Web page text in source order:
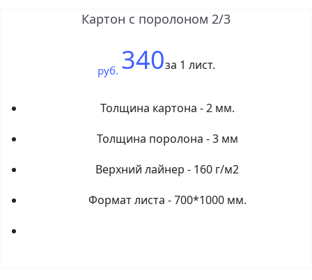
Картон с поролоном 2/3
руб. 340за 1 лист.
Толщина картона - 2 мм.
Толщина поролона - 3 мм
Верхний лайнер - 160 г/м2
Формат листа - 700*1000 мм.